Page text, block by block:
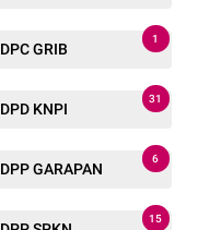
DPC GRIB
1
DPD KNPI
31
DPP GARAPAN
6
15